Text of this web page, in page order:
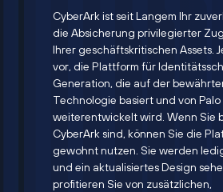
CyberArk ist seit Langem Ihr
die Absicherung privilegierter
Ihrer geschäftskritischen Assets.
vor, die Plattform für
Generation, die auf der
Technologie basiert und von
weiterentwickelt wird. Wenn Sie
CyberArk sind, können Sie die
gewohnt nutzen. Sie werden
und ein aktualisiertes Design
profitieren Sie von zusätzlichen,